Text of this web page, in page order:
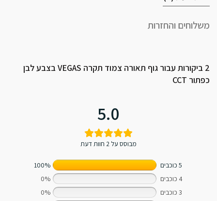
משלוחים והחזרות
2 ביקורות עבור
גוף תאורה צמוד תקרה VEGAS בצבע לבן
כפתור CCT
5.0
מבוסס על 2 חוות דעת
5 כוכבים
100%
4 כוכבים
0%
3 כוכבים
0%